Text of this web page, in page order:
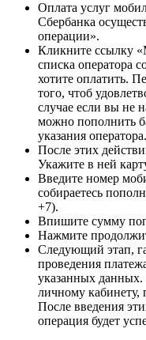
Оплата услуг
Сбербанка
операции».
Кликните ссылку
списка оператора
хотите оплатить.
того, чтоб
случае если вы не
можно пополнить
указания оператора.
После этих
Укажите в ней
Введите номер
собираетесь
+7).
Впишите сумму
Нажмите
Следующий этап,
проведения
указанных
личному кабинету,
После введения
операция будет